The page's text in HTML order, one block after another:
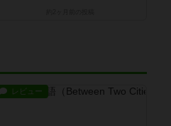
レビュー